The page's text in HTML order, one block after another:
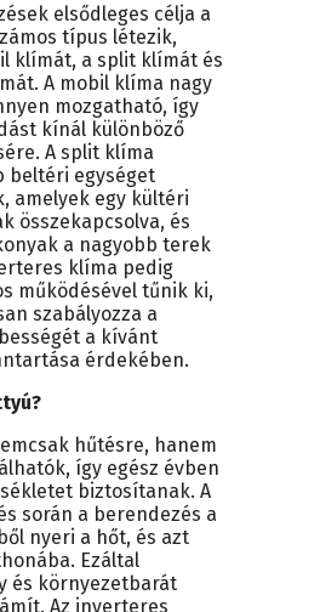
elsődleges célja a
típus létezik,
klímát, a split klímát és
A mobil klíma nagy
mozgatható, így
kínál különböző
A split klíma
beltéri egységet
amelyek egy kültéri
összekapcsolva, és
a nagyobb terek
klíma pedig
működésével tűnik ki,
szabályozza a
a kívánt
érdekében.
hűtésre, hanem
így egész évben
biztosítanak. A
során a berendezés a
nyeri a hőt, és azt
Ezáltal
és környezetbarát
Az inverteres